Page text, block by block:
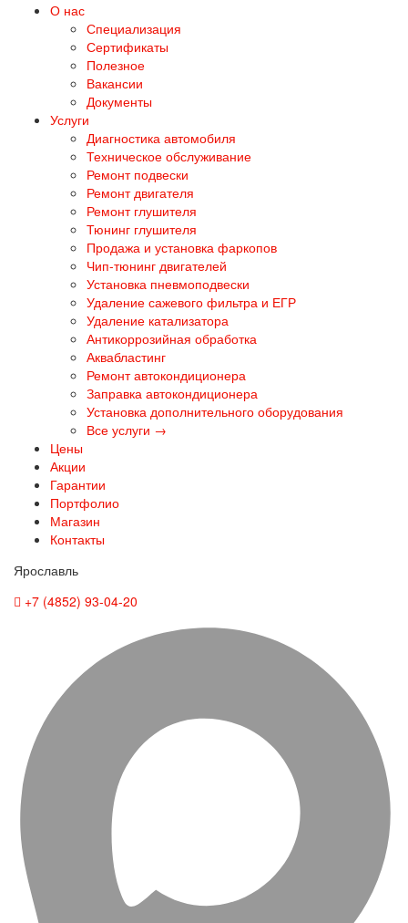
О нас
Специализация
Сертификаты
Полезное
Вакансии
Документы
Услуги
Диагностика автомобиля
Техническое обслуживание
Ремонт подвески
Ремонт двигателя
Ремонт глушителя
Тюнинг глушителя
Продажа и установка фаркопов
Чип-тюнинг двигателей
Установка пневмоподвески
Удаление сажевого фильтра и ЕГР
Удаление катализатора
Антикоррозийная обработка
Аквабластинг
Ремонт автокондиционера
Заправка автокондиционера
Установка дополнительного оборудования
Все услуги →
Цены
Акции
Гарантии
Портфолио
Магазин
Контакты
Ярославль
+7 (4852) 93-04-20